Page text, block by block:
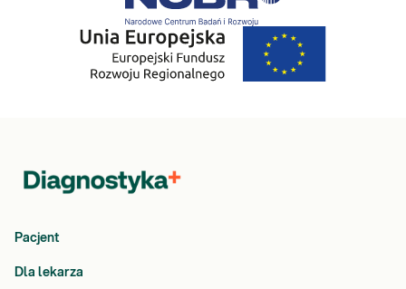
Pacjent
Dla lekarza